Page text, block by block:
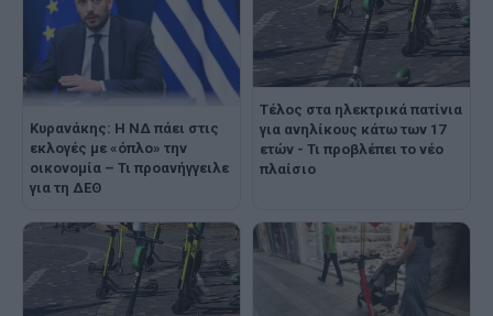
Κυρανάκης: Η ΝΔ πάει στις
εκλογές με «όπλο» την
οικονομία – Τι προανήγγειλε
για τη ΔΕΘ
Τέλος στα ηλεκτρικά πατίνια
για ανηλίκους κάτω των 17
ετών - Τι προβλέπει το νέο
πλαίσιο